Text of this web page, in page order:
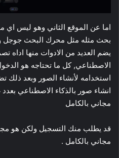
اما عن الموقع الثاني وهو ليس
بحث مثله مثل محرك البحث جوجل
يضم العديد من الادوات منها اداه
الاصطناعي, كل ما تحتاجه هو
استخدامه لأنشاء الصور وبعد
انشاء صور بالذكاء الاصطناعي
مجاني بالكامل
قد يطلب منك التسجيل ولكن هو
مجاني بالكامل .